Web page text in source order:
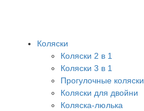
Коляски
Коляски 2 в 1
Коляски 3 в 1
Прогулочные коляски
Коляски для двойни
Коляска-люлька